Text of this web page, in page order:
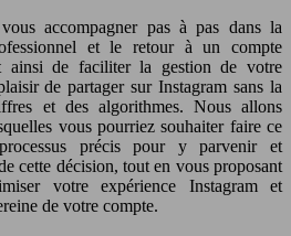
accompagner pas à pas dans la
et le retour à un compte
ainsi de faciliter la gestion de votre
de partager sur Instagram sans la
et des algorithmes. Nous allons
vous pourriez souhaiter faire ce
précis pour y parvenir et
cette décision, tout en vous proposant
votre expérience Instagram et
de votre compte.